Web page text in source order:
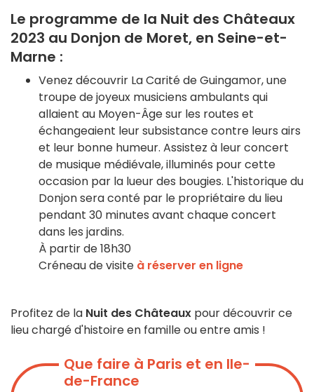
Le programme de la Nuit des Châteaux
2023 au Donjon de Moret, en Seine-et-
Marne :
Venez découvrir La Carité de Guingamor, une
troupe de joyeux musiciens ambulants qui
allaient au Moyen-Âge sur les routes et
échangeaient leur subsistance contre leurs airs
et leur bonne humeur. Assistez à leur concert
de musique médiévale, illuminés pour cette
occasion par la lueur des bougies. L'historique du
Donjon sera conté par le propriétaire du lieu
pendant 30 minutes avant chaque concert
dans les jardins.
À partir de 18h30
Créneau de visite à réserver en ligne
Profitez de la Nuit des Châteaux pour découvrir ce
lieu chargé d'histoire en famille ou entre amis !
Que faire à Paris et en Ile-
de-France